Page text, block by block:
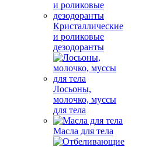
Кристаллические
и роликовые
дезодоранты
Лосьоны,
молочко, муссы
для тела
Масла для тела